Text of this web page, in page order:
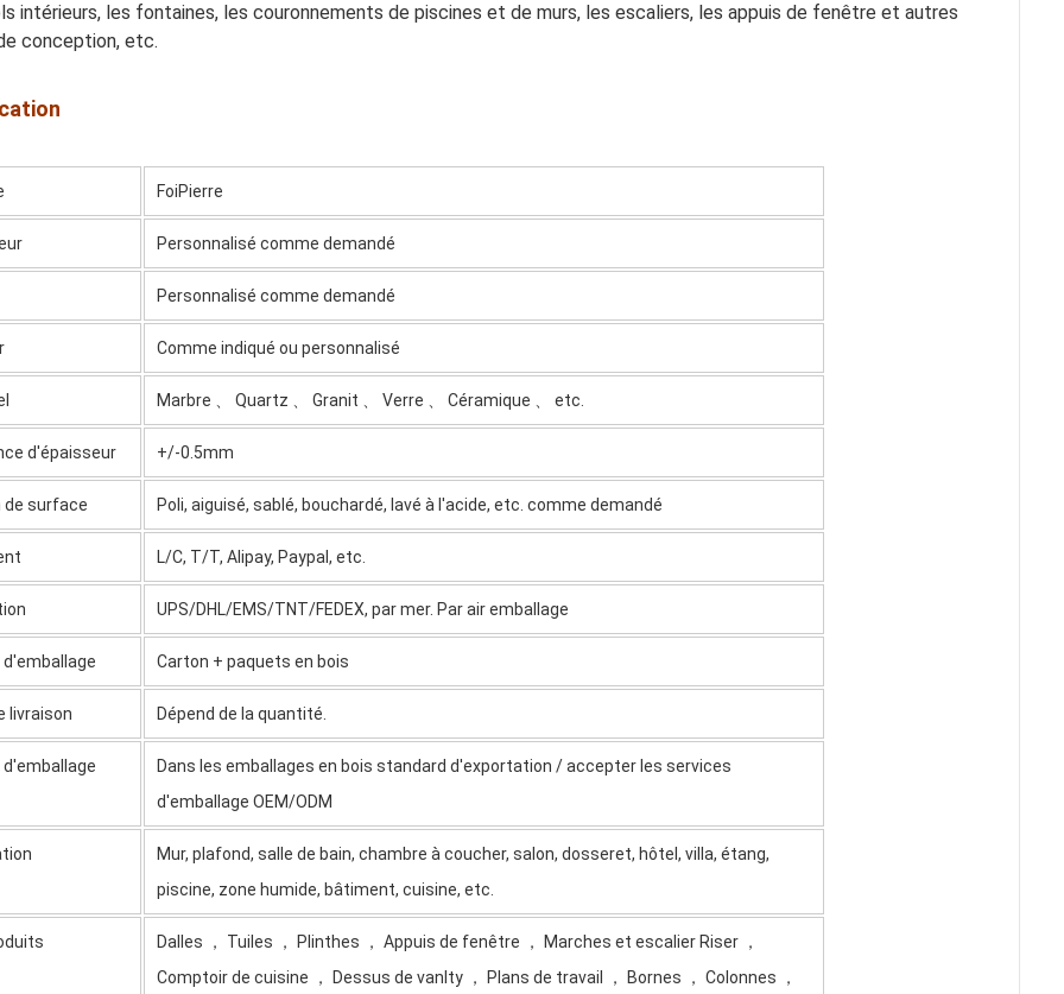
intérieurs, les fontaines, les couronnements de piscines et de murs, les escaliers, les appuis de fenêtre et autres
conception, etc.
FoiPierre
Personnalisé comme demandé
Personnalisé comme demandé
Comme indiqué ou personnalisé
Marbre 、 Quartz 、 Granit 、 Verre 、 Céramique 、 etc.
d'épaisseur +/-0.5mm
de surface Poli, aiguisé, sablé, bouchardé, lavé à l'acide, etc. comme demandé
L/C, T/T, Alipay, Paypal, etc.
UPS/DHL/EMS/TNT/FEDEX, par mer. Par air emballage
d'emballage Carton + paquets en bois
livraison Dépend de la quantité.
d'emballage Dans les emballages en bois standard d'exportation/accepter les services
d'emballage OEM/ODM
Mur, plafond, salle de bain, chambre à coucher, salon, dosseret, hôtel, villa, étang,
piscine, zone humide, bâtiment, cuisine, etc.
Dalles ， Tuiles ， Plinthes ， Appuis de fenêtre ， Marches et escalier Riser ，
Comptoir de cuisine ， Dessus de vanlty ， Plans de travail ， Bornes ， Colonnes ，